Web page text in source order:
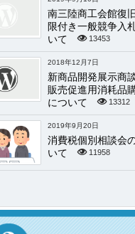
南三陸商工会館復
限付き一般競争入
いて
13453
2018年12月7日
新商品開発展示商
販売促進用消耗品
について
13312
2019年9月20日
消費税個別相談会
いて
11958